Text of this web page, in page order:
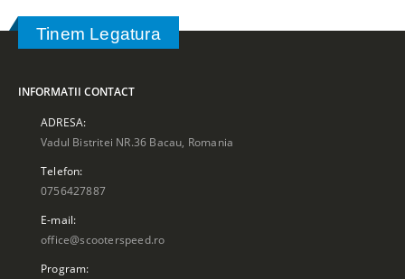
Tinem Legatura
INFORMATII CONTACT
ADRESA:
Vadul Bistritei NR.36 Bacau, Romania
Telefon:
0756427887
E-mail:
office@scooterspeed.ro
Program: